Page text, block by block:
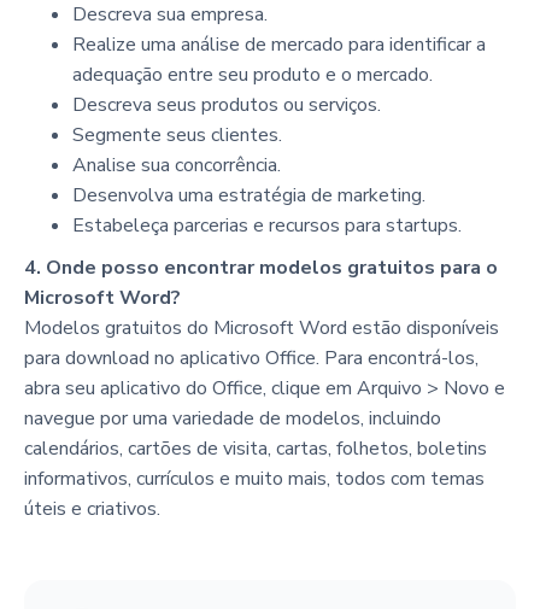
Descreva sua empresa.
Realize uma análise de mercado para identificar a
adequação entre seu produto e o mercado.
Descreva seus produtos ou serviços.
Segmente seus clientes.
Analise sua concorrência.
Desenvolva uma estratégia de marketing.
Estabeleça parcerias e recursos para startups.
4. Onde posso encontrar modelos gratuitos para o
Microsoft Word?
Modelos gratuitos do Microsoft Word estão disponíveis
para download no aplicativo Office. Para encontrá-los,
abra seu aplicativo do Office, clique em Arquivo > Novo e
navegue por uma variedade de modelos, incluindo
calendários, cartões de visita, cartas, folhetos, boletins
informativos, currículos e muito mais, todos com temas
úteis e criativos.